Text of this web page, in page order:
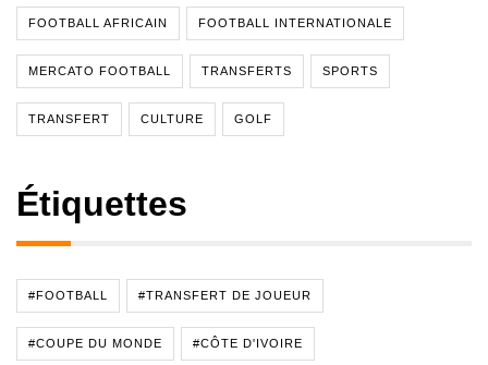
FOOTBALL AFRICAIN FOOTBALL INTERNATIONALE
MERCATO FOOTBALL TRANSFERTS SPORTS
TRANSFERT CULTURE GOLF
Étiquettes
#FOOTBALL #TRANSFERT DE JOUEUR
#COUPE DU MONDE #CÔTE D'IVOIRE